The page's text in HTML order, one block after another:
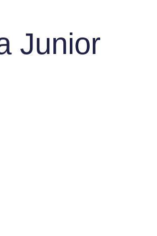
Junior